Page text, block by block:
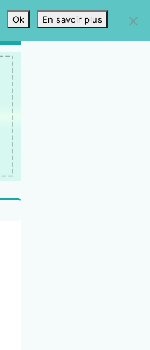
Ok En savoir plus